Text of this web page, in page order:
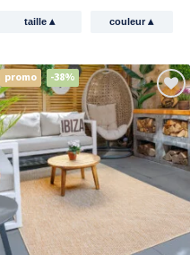
taille▴ couleur▴
promo -38%